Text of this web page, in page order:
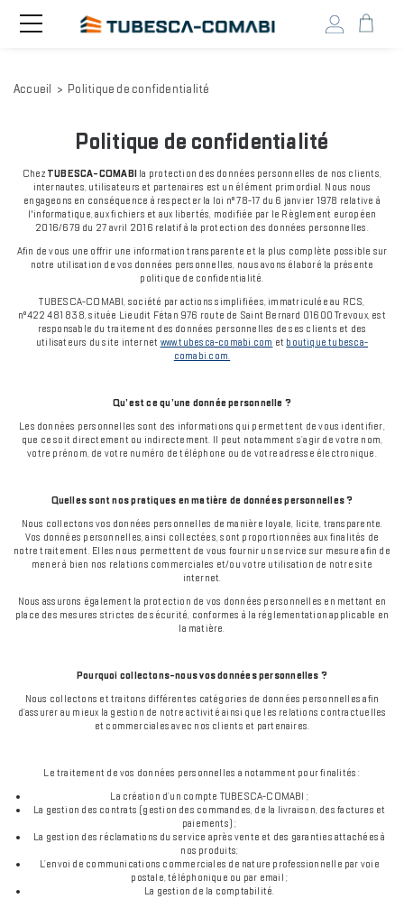
Aller
Toggle
navigation
Accueil Politique de confidentialité
Politique de confidentialité
ChezTUBESCA-COMABI la protection des données personnelles de nos clients,
internautes, utilisateurs et partenaires est un élément primordial. Nous nous
engageons en conséquence à respecter la loi n° 78-17 du 6 janvier 1978 relative à
l'informatique, aux fichiers et aux libertés, modifiée par le Règlement européen
2016/679 du 27 avril 2016 relatif à la protection des données personnelles.
Afin de vous une offrir une information transparente et la plus complète possible sur
notre utilisation de vos données personnelles, nous avons élaboré la présente
politique de confidentialité.
TUBESCA-COMABI, société par actions simplifiées, immatriculée au RCS,
n°422 481 838, située Lieudit Fétan 976 route de Saint Bernard 01600 Trevoux, est
responsable du traitement des données personnelles de ses clients et des
utilisateurs du site internet www.tubesca-comabi.com et boutique.tubesca-
comabi.com.
Qu’est ce qu’une donnée personnelle ?
Les données personnelles sont des informations qui permettent de vous identifier,
que ce soit directement ou indirectement. Il peut notamment s’agir de votre nom,
votre prénom, de votre numéro de téléphone ou de votre adresse électronique.
Quelles sont nos pratiques en matière de données personnelles ?
Nous collectons vos données personnelles de manière loyale, licite, transparente.
Vos données personnelles, ainsi collectées, sont proportionnées aux finalités de
notre traitement. Elles nous permettent de vous fournir un service sur mesure afin de
mener à bien nos relations commerciales et/ou votre utilisation de notre site
internet.
Nous assurons également la protection de vos données personnelles en mettant en
place des mesures strictes de sécurité, conformes à la réglementation applicable en
la matière.
Pourquoi collectons-nous vos données personnelles ?
Nous collectons et traitons différentes catégories de données personnelles afin
d’assurer au mieux la gestion de notre activité ainsi que les relations contractuelles
et commerciales avec nos clients et partenaires.
Le traitement de vos données personnelles a notamment pour finalités :
La création d’un compte TUBESCA-COMABI ;
La gestion des contrats (gestion des commandes, de la livraison, des factures et
paiements) ;
La gestion des réclamations du service après vente et des garanties attachées à
nos produits;
L’envoi de communications commerciales de nature professionnelle par voie
postale, téléphonique ou par email ;
La gestion de la comptabilité.